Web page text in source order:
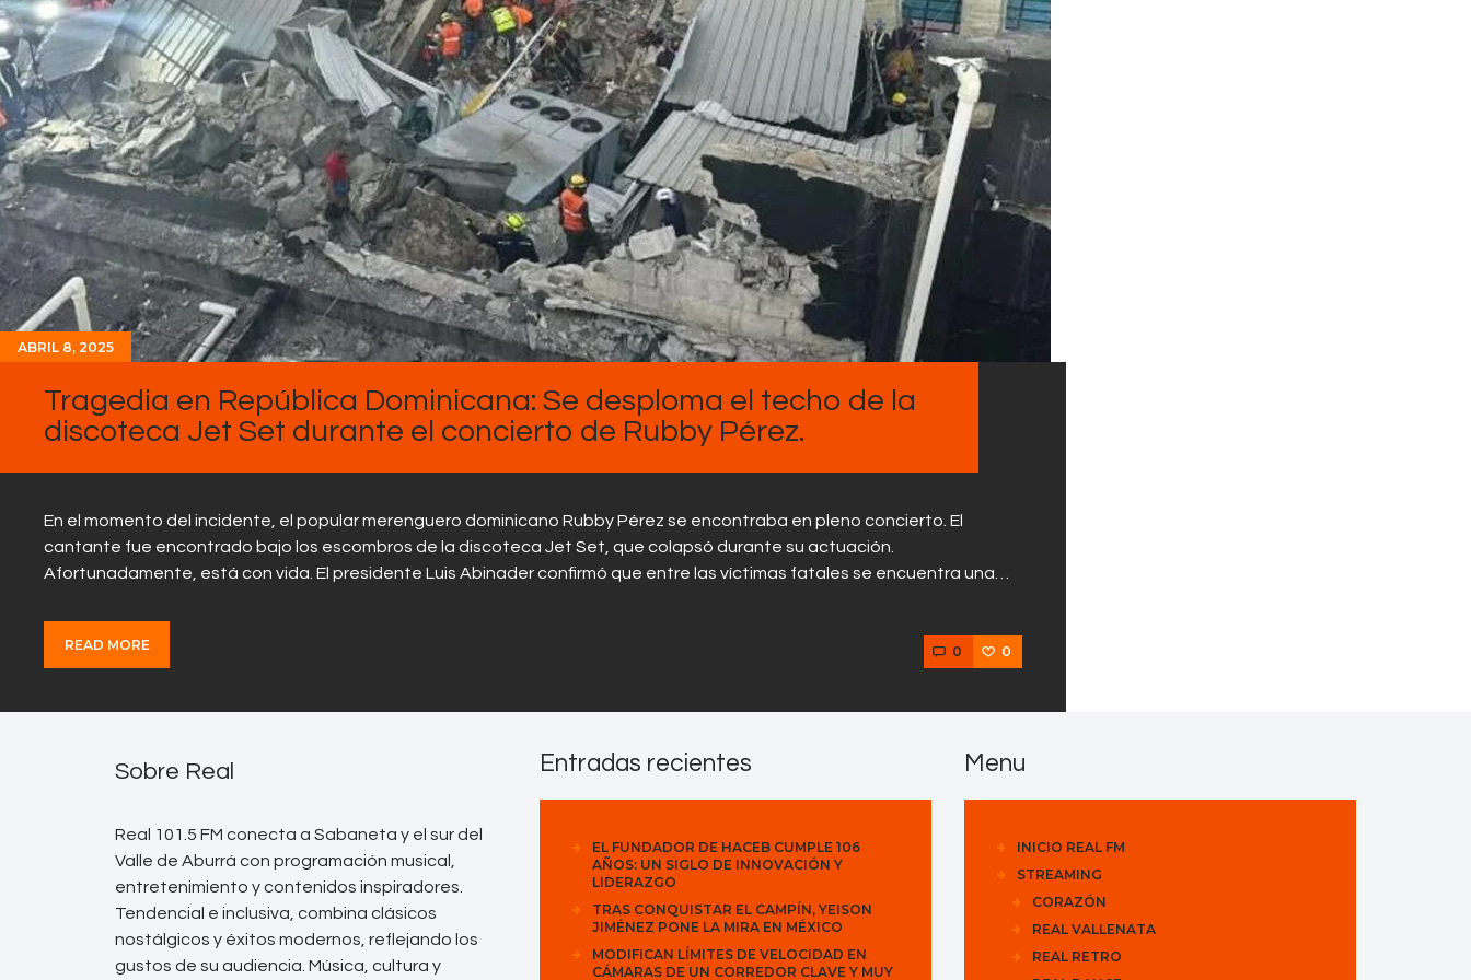
ABRIL 8, 2025
Tragedia en República Dominicana: Se desploma el techo de la
discoteca Jet Set durante el concierto de Rubby Pérez.
En el momento del incidente, el popular merenguero dominicano Rubby Pérez se encontraba en pleno concierto. El
cantante fue encontrado bajo los escombros de la discoteca Jet Set, que colapsó durante su actuación.
Afortunadamente, está con vida. El presidente Luis Abinader confirmó que entre las víctimas fatales se encuentra una…
READ MORE 0 0
Sobre Real
Real 101.5 FM conecta a Sabaneta y el sur del
Valle de Aburrá con programación musical,
entretenimiento y contenidos inspiradores.
Tendencial e inclusiva, combina clásicos
nostálgicos y éxitos modernos, reflejando los
gustos de su audiencia. Música, cultura y
Entradas recientes
EL FUNDADOR DE HACEB CUMPLE 106
AÑOS: UN SIGLO DE INNOVACIÓN Y
LIDERAZGO
TRAS CONQUISTAR EL CAMPÍN, YEISON
JIMÉNEZ PONE LA MIRA EN MÉXICO
MODIFICAN LÍMITES DE VELOCIDAD EN
CÁMARAS DE UN CORREDOR CLAVE Y MUY
Menu
INICIO REAL FM
STREAMING
CORAZÓN
REAL VALLENATA
REAL RETRO